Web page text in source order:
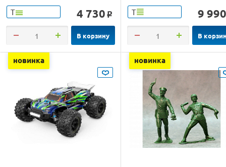
Т 4 730 o
В корзину
Т 9 990
В
новинка новинка